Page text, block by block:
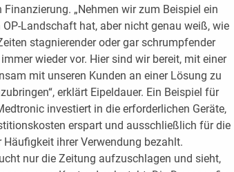
„Nehmen wir zum Beispiel ein
Landschaft hat, aber nicht genau weiß, wie
stagnierender oder gar schrumpfender
wieder vor. Hier sind wir bereit, mit einer
mit unseren Kunden an einer Lösung zu
erklärt Eipeldauer. Ein Beispiel für
investiert in die erforderlichen Geräte,
erspart und ausschließlich für die
ihrer Verwendung bezahlt.
nur die Zeitung aufzuschlagen und sieht,